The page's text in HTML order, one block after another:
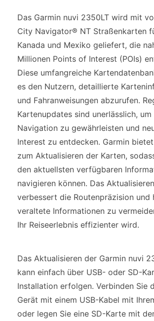
Das Garmin nuvi 2350LT wird mit
City Navigator® NT Straßenkarten
Kanada und Mexiko geliefert, die
Millionen Points of Interest (POIs)
Diese umfangreiche
es den Nutzern, detaillierte
und Fahranweisungen abzurufen.
Kartenupdates sind unerlässlich, um
Navigation zu gewährleisten und
Interest zu entdecken. Garmin
zum Aktualisieren der Karten,
den aktuellsten verfügbaren
navigieren können. Das
verbessert die Routenpräzision und
veraltete Informationen zu
Ihr Reiseerlebnis effizienter wird.
Das Aktualisieren der Garmin nuvi
kann einfach über USB- oder SD-
Installation erfolgen. Verbinden Sie
Gerät mit einem USB-Kabel mit
oder legen Sie eine SD-Karte mit